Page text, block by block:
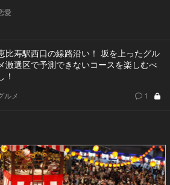
愛
比寿駅西口の線路沿い！ 坂を上ったグル
メ激選区で予測できないコースを楽しむべ
！
ルメ 1